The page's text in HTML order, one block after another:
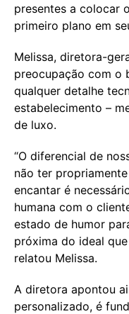
presentes a colocar
primeiro plano em
Melissa, diretora-
preocupação com o
qualquer detalhe
estabelecimento –
de luxo.
“O diferencial de
não ter propriamente
encantar é
humana com o
estado de humor
próxima do ideal
relatou Melissa.
A diretora apontou
personalizado, é